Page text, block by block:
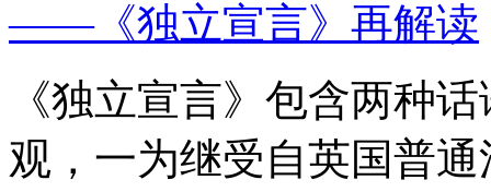
——《独立宣言》再解读
《独立宣言》包含两种
观，一为继受自英国普